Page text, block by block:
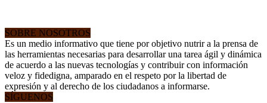
SOBRE NOSOTROS
Es un medio informativo que tiene por objetivo nutrir a la prensa de
las herramientas necesarias para desarrollar una tarea ágil y dinámica
de acuerdo a las nuevas tecnologías y contribuir con información
veloz y fidedigna, amparado en el respeto por la libertad de
expresión y al derecho de los ciudadanos a informarse.
SÍGUENOS